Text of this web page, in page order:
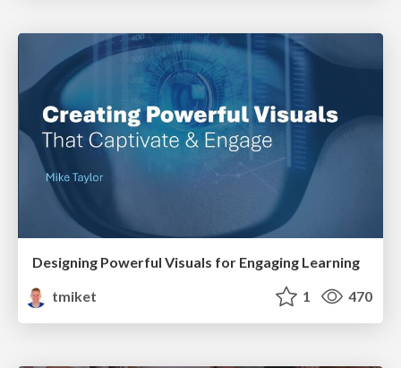
Designing Powerful Visuals for Engaging Learning
tmiket
1 470